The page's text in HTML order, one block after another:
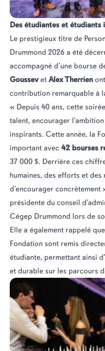
Des étudiantes et étudiants
Le prestigieux titre de
Drummond 2026 a été
accompagné d’une bourse
Goussevet Alex Therrien
contribution remarquable à
« Depuis 40 ans, cette
talent, encourager
inspirants. Cette année, la
important avec 42 bourses
37 000 $. Derrière ces
humaines, des efforts et des
d’encourager
présidente du conseil
Cégep Drummond lors de
Elle a également rappelé
Fondation sont remis
étudiante, permettant ainsi
et durable sur les parcours